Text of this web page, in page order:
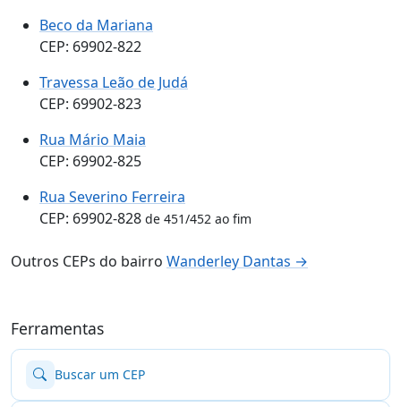
Beco da Mariana
CEP: 69902-822
Travessa Leão de Judá
CEP: 69902-823
Rua Mário Maia
CEP: 69902-825
Rua Severino Ferreira
CEP: 69902-828 de 451/452 ao fim
Outros CEPs do bairro Wanderley Dantas →
Ferramentas
Buscar um CEP